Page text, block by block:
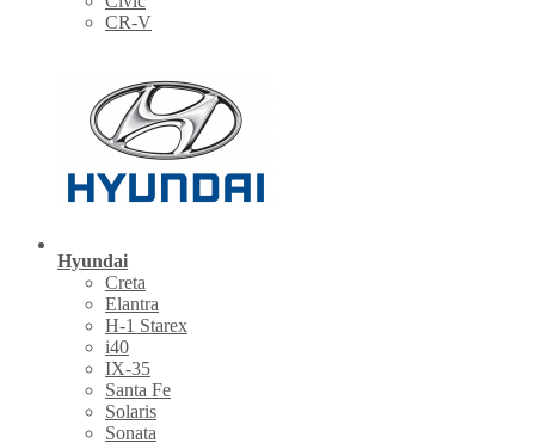
CR-V
Hyundai
Creta
Elantra
H-1 Starex
i40
IX-35
Santa Fe
Solaris
Sonata